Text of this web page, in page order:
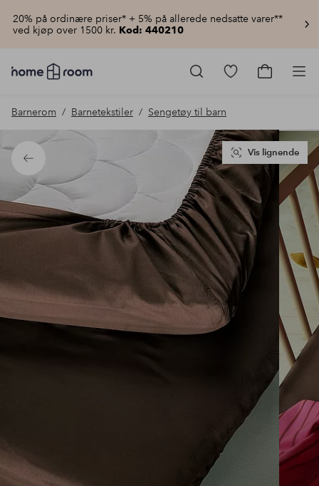
20% på ordinære priser* + 5% på allerede nedsatte varer**
ved kjøp over 1500 kr. Kod: 440210
Homeroom
–
hjemmet
pris
Gå
Gå
Barnerom Barnetekstiler Sengetøy til barn
Tilbake
Vis lignende